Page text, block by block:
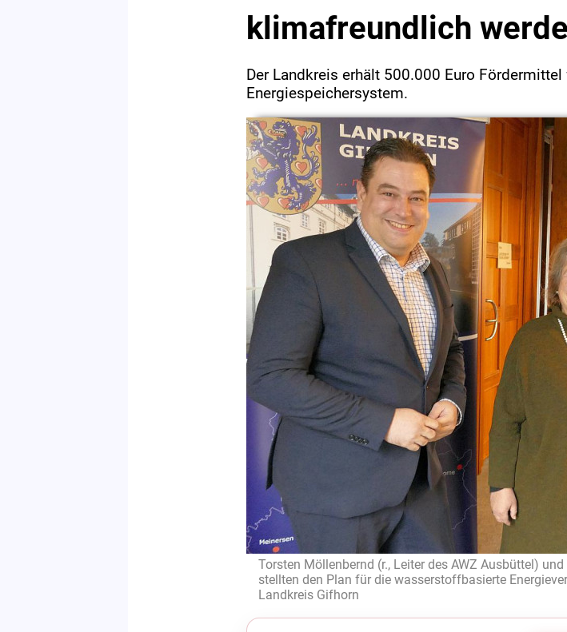
klimafreundlich
Der Landkreis erhält 500.000 Euro
Energiespeichersystem.
Torsten Möllenbernd (r., Leiter des AWZ Ausbüttel)
stellten den Plan für die wasserstoffbasierte
Landkreis Gifhorn